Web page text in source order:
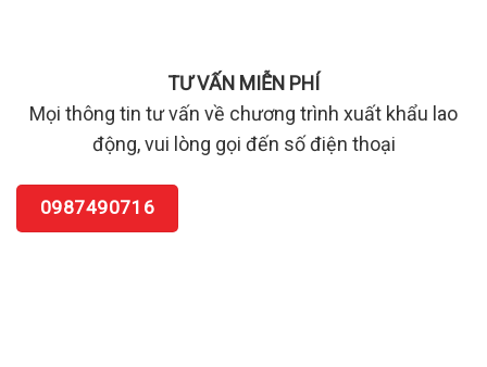
TƯ VẤN MIỄN PHÍ
Mọi thông tin tư vấn về chương trình xuất khẩu lao
động, vui lòng gọi đến số điện thoại
0987490716